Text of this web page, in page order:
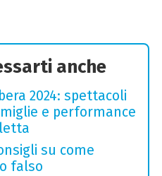
anche
2024: spettacoli
e performance
su come
falso